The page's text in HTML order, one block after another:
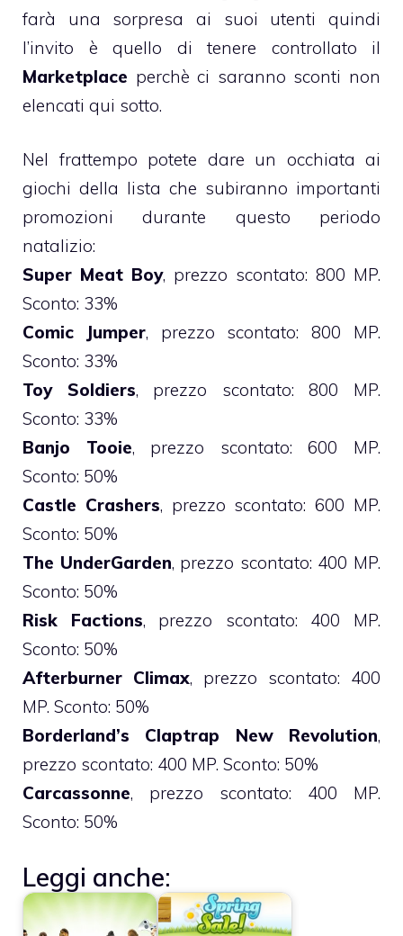
farà una sorpresa ai suoi utenti quindi
l’invito è quello di tenere controllato il
Marketplace perchè ci saranno sconti non
elencati qui sotto.
Nel frattempo potete dare un occhiata ai
giochi della lista che subiranno importanti
promozioni durante questo periodo
natalizio:
Super Meat Boy, prezzo scontato: 800 MP.
Sconto: 33%
Comic Jumper, prezzo scontato: 800 MP.
Sconto: 33%
Toy Soldiers, prezzo scontato: 800 MP.
Sconto: 33%
Banjo Tooie, prezzo scontato: 600 MP.
Sconto: 50%
Castle Crashers, prezzo scontato: 600 MP.
Sconto: 50%
The UnderGarden, prezzo scontato: 400 MP.
Sconto: 50%
Risk Factions, prezzo scontato: 400 MP.
Sconto: 50%
Afterburner Climax, prezzo scontato: 400
MP. Sconto: 50%
Borderland’s Claptrap New Revolution,
prezzo scontato: 400 MP. Sconto: 50%
Carcassonne, prezzo scontato: 400 MP.
Sconto: 50%
Leggi anche: